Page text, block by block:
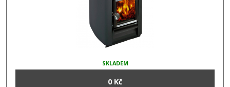
SKLADEM
0 Kč